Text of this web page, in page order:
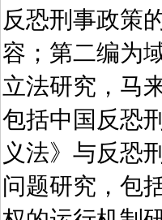
反恐刑事政策
容；第二编为
立法研究，马
包括中国反恐
义法》与反恐
问题研究，包